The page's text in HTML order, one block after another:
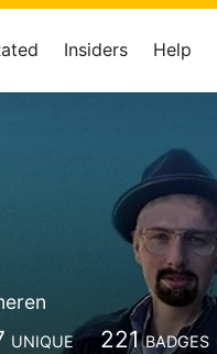
Insiders Help
UNIQUE 221 BADGES